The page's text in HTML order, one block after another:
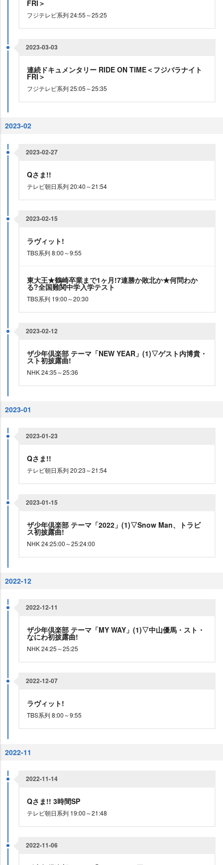
FRI＞
フジテレビ系列 24:55～25:25
2023-03-03
連続ドキュメンタリー RIDE ON TIME＜フジバラナイト
FRI＞
フジテレビ系列 25:05～25:35
2023-02
2023-02-27
Qさま!!
テレビ朝日系列 20:40～21:54
2023-02-15
ラヴィット!
TBS系列 8:00～9:55
東大王★鶴崎卒業まで1ヶ月!7連勝か敗北か★何問わか
る?全国難関中学入学テスト
TBS系列 19:00～20:30
2023-02-12
ザ少年倶楽部 テーマ「NEW YEAR」(1)▽ゲスト内博貴・
スト初披露曲!
NHK 24:35～25:36
2023-01
2023-01-23
Qさま!!
テレビ朝日系列 20:23～21:54
2023-01-15
ザ少年倶楽部 テーマ「2022」(1)▽Snow Man、トラビ
ス初披露曲!
NHK 24:25:00～25:24:00
2022-12
2022-12-11
ザ少年倶楽部 テーマ「MY WAY」(1)▽中山優馬・スト・
なにわ初披露曲!
NHK 24:25～25:25
2022-12-07
ラヴィット!
TBS系列 8:00～9:55
2022-11
2022-11-14
Qさま!! 3時間SP
テレビ朝日系列 19:00～21:48
2022-11-06